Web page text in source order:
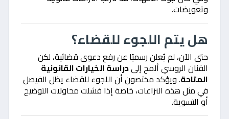
وتعويضات.
هل يتم اللجوء للقضاء؟
حتى الآن، لم يُعلن رسميًا عن رفع دعوى قضائية، لكن
الفنان الروسي ألمح إلىدراسة الخيارات القانونية
المتاحة. ويؤكد مختصون أن اللجوء للقضاء يظل الفيصل
في مثل هذه النزاعات، خاصة إذا فشلت محاولات التوضيح
أو التسوية.